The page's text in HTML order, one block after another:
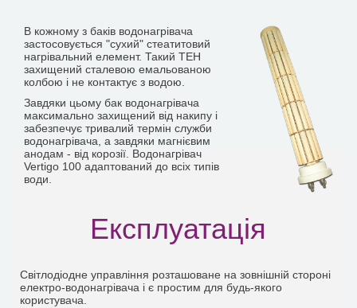
В кожному з баків водонагрівача
застосовується "сухий" стеатитовий
нагрівальний елемент. Такий ТЕН
захищений сталевою емальованою
колбою і не контактує з водою.
Завдяки цьому бак водонагрівача
максимально захищений від накипу і
забезпечує тривалий термін служби
водонагрівача, а завдяки магнієвим
анодам - від корозії. Водонагрівач
Vertigo 100 адаптований до всіх типів
води.
Експлуатація
Світлодіодне управління розташоване на зовнішній стороні
електро-водонагрівача і є простим для будь-якого
користувача.